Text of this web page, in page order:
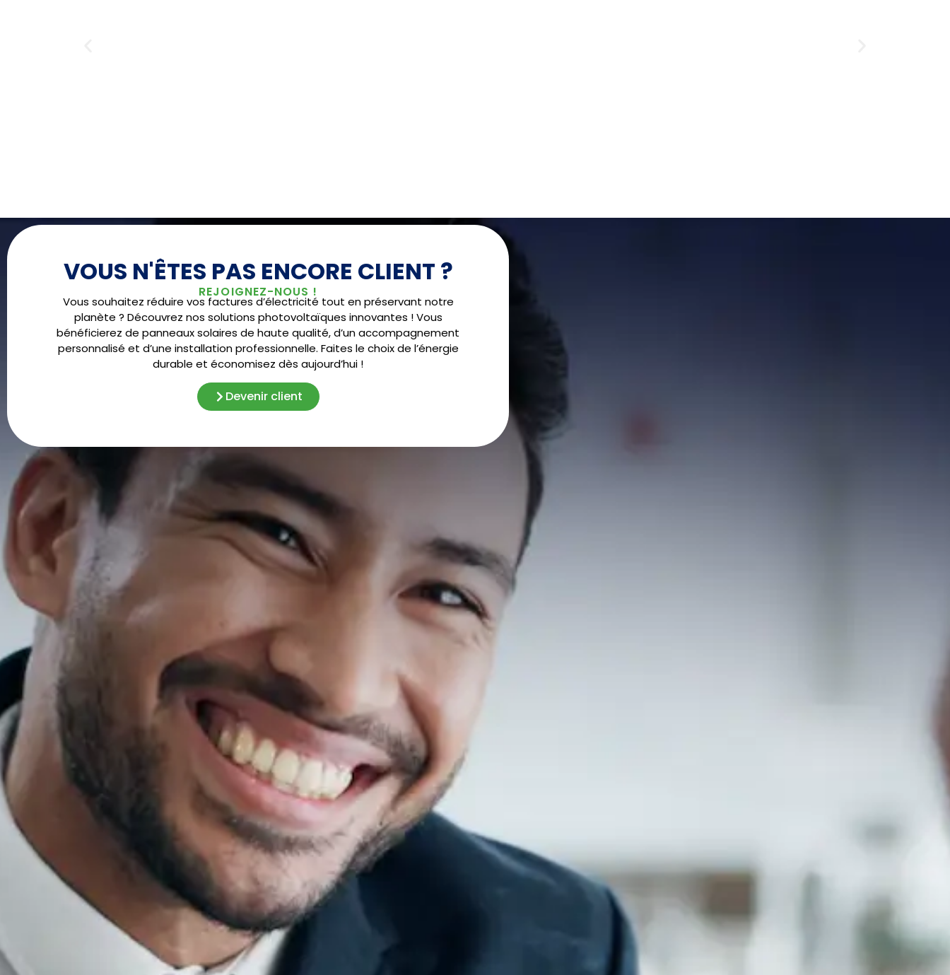
VOUS N'ÊTES PAS ENCORE CLIENT ?
REJOIGNEZ-NOUS !
Vous souhaitez réduire vos factures d’électricité tout en préservant notre
planète ? Découvrez nos solutions photovoltaïques innovantes ! Vous
bénéficierez de panneaux solaires de haute qualité, d’un accompagnement
personnalisé et d’une installation professionnelle. Faites le choix de l’énergie
durable et économisez dès aujourd’hui !
Devenir client